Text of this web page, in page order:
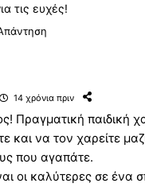
τις ευχές!
14 χρόνια πριν
Πραγματική παιδική
και να τον χαρείτε
που αγαπάτε.
οι καλύτερες σε ένα